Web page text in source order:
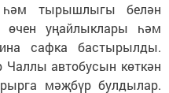
һәм тырышлыгы белән
өчен уңайлыклары һәм
сафка бастырылды.
Чаллы автобусын көткән
мәҗбүр булдылар.